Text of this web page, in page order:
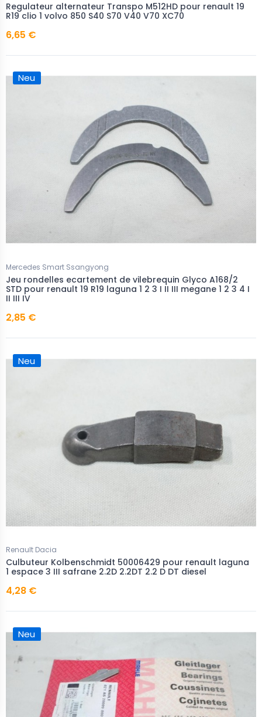
Regulateur alternateur Transpo M512HD pour renault 19
R19 clio 1 volvo 850 S40 S70 V40 V70 XC70
6,65 €
Neu
Mercedes Smart Ssangyong
Jeu rondelles ecartement de vilebrequin Glyco A168/2
STD pour renault 19 R19 laguna 1 2 3 I II III megane 1 2 3 4 I
II III IV
2,85 €
Neu
Renault Dacia
Culbuteur Kolbenschmidt 50006429 pour renault laguna
1 espace 3 III safrane 2.2D 2.2DT 2.2 D DT diesel
4,28 €
Neu